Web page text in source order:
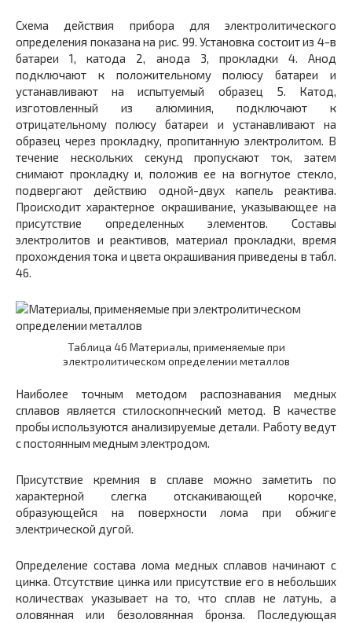
Схема действия прибора для электролитического
определения показана на рис. 99. Установка состоит из 4-в
батареи 1, катода 2, анода 3, прокладки 4. Анод
подключают к положительному полюсу батареи и
устанавливают на испытуемый образец 5. Катод,
изготовленный из алюминия, подключают к
отрицательному полюсу батареи и устанавливают на
образец через прокладку, пропитанную электролитом. В
течение нескольких секунд пропускают ток, затем
снимают прокладку и, положив ее на вогнутое стекло,
подвергают действию одной-двух капель реактива.
Происходит характерное окрашивание, указывающее на
присутствие определенных элементов. Составы
электролитов и реактивов, материал прокладки, время
прохождения тока и цвета окрашивания приведены в табл.
46.
Таблица 46 Материалы, применяемые при
электролитическом определении металлов
Наиболее точным методом распознавания медных
сплавов является стилоскопнческий метод. В качестве
пробы используются анализируемые детали. Работу ведут
с постоянным медным электродом.
Присутствие кремния в сплаве можно заметить по
характерной слегка отскакивающей корочке,
образующейся на поверхности лома при обжиге
электрической дугой.
Определение состава лома медных сплавов начинают с
цинка. Отсутствие цинка или присутствие его в небольших
количествах указывает на то, что сплав не латунь, а
оловянная или безоловянная бронза. Последующая